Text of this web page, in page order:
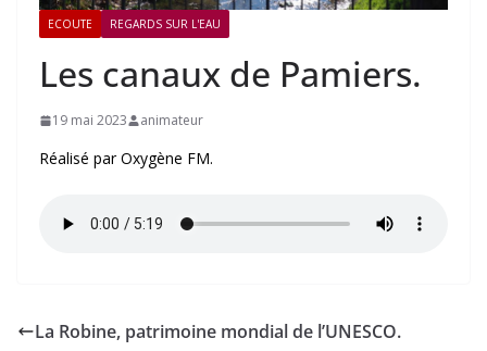
ECOUTE REGARDS SUR L'EAU
Les canaux de Pamiers.
19 mai 2023 animateur
Réalisé par Oxygène FM.
La Robine, patrimoine mondial de l’UNESCO.